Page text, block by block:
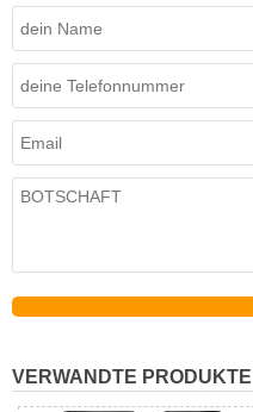
VERWANDTE PRODUKTE